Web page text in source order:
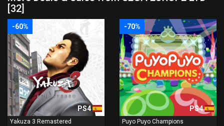
[32]
-60%
PS4
Yakuza 3 Remastered
-70%
PS4
Puyo Puyo Champions